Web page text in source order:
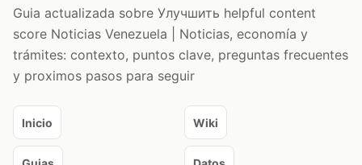
Guia actualizada sobre Улучшить helpful content
score Noticias Venezuela | Noticias, economía y
trámites: contexto, puntos clave, preguntas frecuentes
y proximos pasos para seguir
Inicio Wiki